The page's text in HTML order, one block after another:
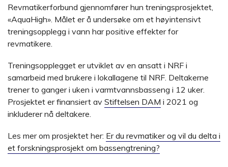
Revmatikerforbund gjennomfører hun treningsprosjektet,
«AquaHigh». Målet er å undersøke om et høyintensivt
treningsopplegg i vann har positive effekter for
revmatikere.
Treningsopplegget er utviklet av en ansatt i NRF i
samarbeid med brukere i lokallagene til NRF. Deltakerne
trener to ganger i uken i varmtvannsbasseng i 12 uker.
Prosjektet er finansiert av Stiftelsen DAM i 2021 og
inkluderer nå deltakere.
Les mer om prosjektet her: Er du revmatiker og vil du delta i
et forskningsprosjekt om bassengtrening?